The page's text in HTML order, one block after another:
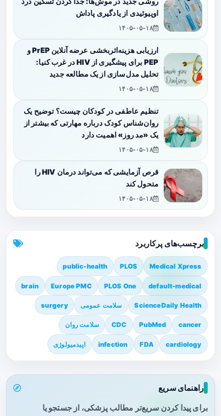
اوپیوئیدی از یادگیری پاداش
۱۴۰۵-۰۵-۱۸
ارزیابی هزینه‌اثربخشی عرضه آنلاین PrEP و
PEP برای پیشگیری از HIV در غرب کنیا:
تحلیل مدل‌سازی از یک مطالعه جدید
۱۴۰۵-۰۵-۱۸
تنظیم عاطفی در کودکان چیست؟ توضیح یک
روان‌شناس کودک درباره مهارتی که بیشتر از
یک «مد روز» اهمیت دارد
۱۴۰۵-۰۵-۱۸
قرص آزمایشی که می‌تواند درمان HIV را
متحول کند
۱۴۰۵-۰۵-۱۸
برچسب‌های پرکاربرد
Medical Xpress
PLOS
public-health
default-medical
PLOS One
Europe PMC
brain
ScienceDaily Health سلامت عمومی surgery
cancer
PubMed
CDC سلامت روان
cardiology
FDA
infection اپیدمیولوژی
راهنمای سریع
برای پیدا کردن سریع‌تر مطالب پزشکی، از جستجو یا